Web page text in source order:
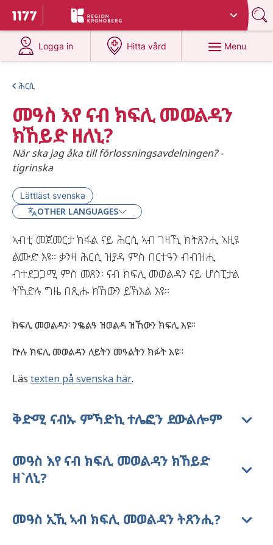
To start page for 1177
Du har valt region
Logga in
at 1177.se
Hitta vård
at 1177.se
Menu
ሕርሲ
መዓስ እየ ናብ ክፍሊ መወልዳን
ክኸይድ ዘለኒ?
När ska jag åka till förlossningsavdelningen? -
tigrinska
Lättläst svenska
OTHER LANGUAGES
ኣብቲ መጀመርታ ክፋል ናይ ሕርሲ ኣብ ገዛኺ ክትጸንሒ ኣዚዩ
ልሙድ እዩ። ቃንዛ ሕርሲ ዝያዳ ምስ በርተዓን ብብዝሒ
ብተደጋጋሚ ምስ መጸን፡ ናብ ክፍሊ መወልዳን ናይ ሆስፒታል
ትኸድሉ ግዜ በጺሑ ክኸውን ይኽእል እዩ።
ክፍሊ መወልዳን፡ ንቈልዓ ዝወልዳ ዝኸውን ክፍሊ እዩ።
ኵሉ ክፍሊ መወልዳን ለይትን መዓልትን ክፉት እዩ።
Läs texten på svenska här.
ቅድሚ ናብኡ ምኻድኪ ተሌፎን ደውልሎም
መዓስ እየ ናብ ክፍሊ መወልዳን ክኸይድ
ዘ`ለኒ?
መዓስ ኢኺ ኣብ ክፍሊ መወልዳን ትጸንሒ?